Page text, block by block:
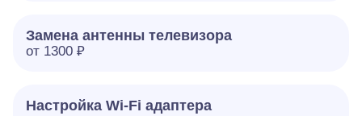
Замена антенны телевизора
от 1300 ₽
Настройка Wi-Fi адаптера